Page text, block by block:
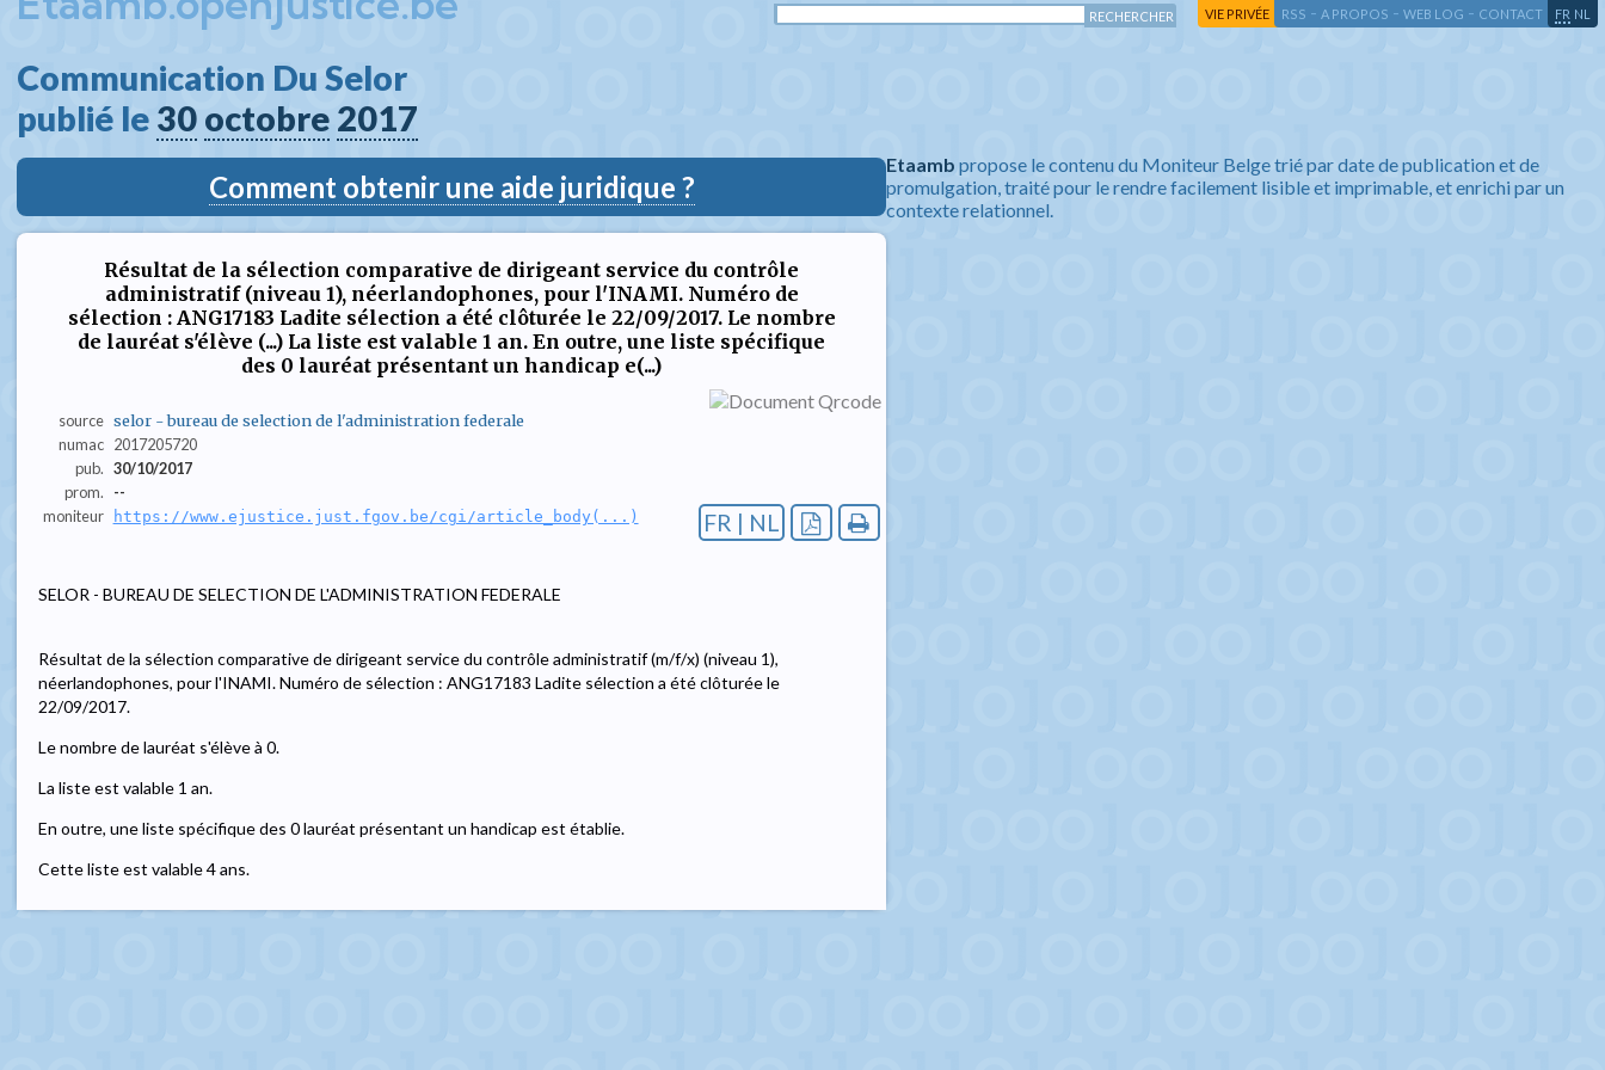
VIE PRIVÉE RSS - A PROPOS - WEB LOG - CONTACT FR NL
Communication Du Selor
publié le 30 octobre 2017
Comment obtenir une aide juridique ?
Résultat de la sélection comparative de dirigeant service du contrôle
administratif (niveau 1), néerlandophones, pour l'INAMI. Numéro de
sélection : ANG17183 Ladite sélection a été clôturée le 22/09/2017. Le nombre
de lauréat s'élève (...) La liste est valable 1 an. En outre, une liste spécifique
des 0 lauréat présentant un handicap e(...)
source selor - bureau de selection de l'administration federale
numac 2017205720
pub. 30/10/2017
prom.
--
moniteur
https://www.ejustice.just.fgov.be/cgi/article_body(...) FR | NL
SELOR - BUREAU DE SELECTION DE L'ADMINISTRATION FEDERALE
Résultat de la sélection comparative de dirigeant service du contrôle administratif (m/f/x) (niveau 1),
néerlandophones, pour l'INAMI. Numéro de sélection : ANG17183 Ladite sélection a été clôturée le
22/09/2017.
Le nombre de lauréat s'élève à 0.
La liste est valable 1 an.
En outre, une liste spécifique des 0 lauréat présentant un handicap est établie.
Cette liste est valable 4 ans.
Etaamb propose le contenu du Moniteur Belge trié par date de publication et de
promulgation, traité pour le rendre facilement lisible et imprimable, et enrichi par un
contexte relationnel.